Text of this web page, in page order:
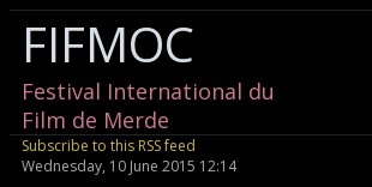
FIFMOC
Festival International du
Film de Merde
Subscribe to this RSS feed
Wednesday, 10 June 2015 12:14